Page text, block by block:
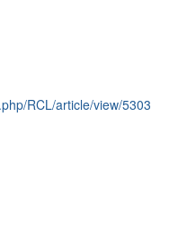
RCL/article/view/5303